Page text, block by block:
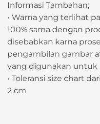
Informasi Tambahan;
• Warna yang terlihat
100% sama dengan
disebabkan karna
pengambilan gambar
yang digunakan untuk
• Toleransi size chart
2 cm